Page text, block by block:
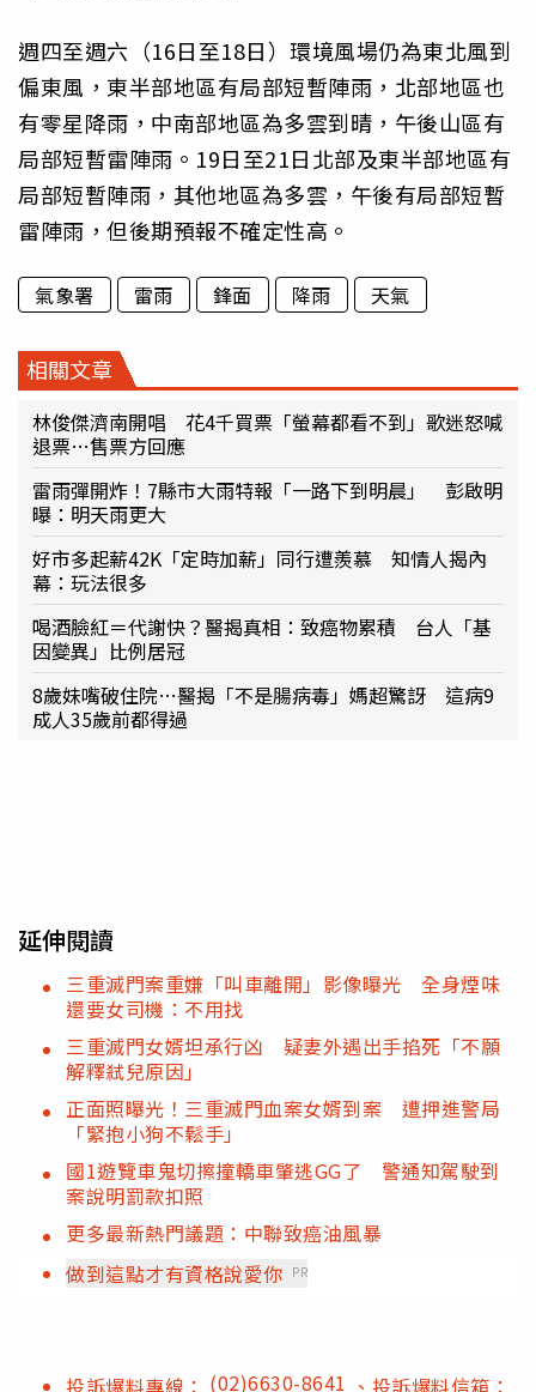
週四至週六（16日至18日）環境風場仍為東北風到
偏東風，東半部地區有局部短暫陣雨，北部地區也
有零星降雨，中南部地區為多雲到晴，午後山區有
局部短暫雷陣雨。19日至21日北部及東半部地區有
局部短暫陣雨，其他地區為多雲，午後有局部短暫
雷陣雨，但後期預報不確定性高。
氣象署 雷雨 鋒面 降雨 天氣
相關文章
林俊傑濟南開唱 花4千買票「螢幕都看不到」歌迷怒喊
退票…售票方回應
雷雨彈開炸！7縣市大雨特報「一路下到明晨」 彭啟明
曝：明天雨更大
好市多起薪42K「定時加薪」同行遭羨慕 知情人揭內
幕：玩法很多
喝酒臉紅＝代謝快？醫揭真相：致癌物累積 台人「基
因變異」比例居冠
8歲妹嘴破住院…醫揭「不是腸病毒」媽超驚訝 這病9
成人35歲前都得過
延伸閱讀
三重滅門案重嫌「叫車離開」影像曝光 全身煙味
還要女司機：不用找
三重滅門女婿坦承行凶 疑妻外遇出手掐死「不願
解釋弒兒原因」
正面照曝光！三重滅門血案女婿到案 遭押進警局
「緊抱小狗不鬆手」
國1遊覽車鬼切擦撞轎車肇逃GG了 警通知駕駛到
案說明罰款扣照
更多最新熱門議題：中聯致癌油風暴
做到這點才有資格說愛你 PR
投訴爆料專線： (02)6630-8641 、投訴爆料信箱：